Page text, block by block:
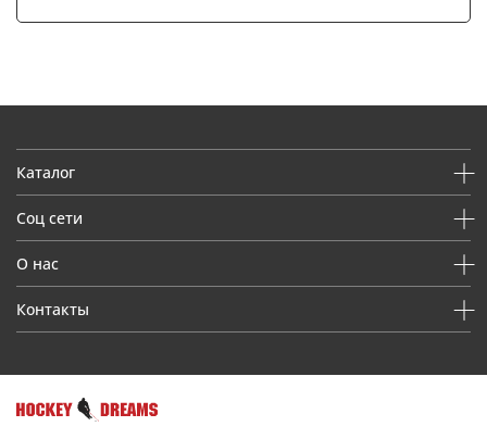
Каталог
Соц сети
О нас
Контакты